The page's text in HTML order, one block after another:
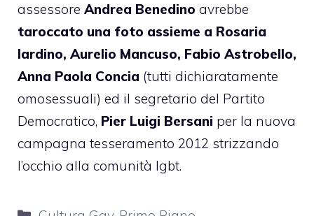
assessore Andrea Benedino avrebbe
taroccato una foto assieme a Rosaria
Iardino, Aurelio Mancuso, Fabio Astrobello,
Anna Paola Concia (tutti dichiaratamente
omosessuali) ed il segretario del Partito
Democratico, Pier Luigi Bersani per la nuova
campagna tesseramento 2012 strizzando
l’occhio alla comunità lgbt.
Categorie